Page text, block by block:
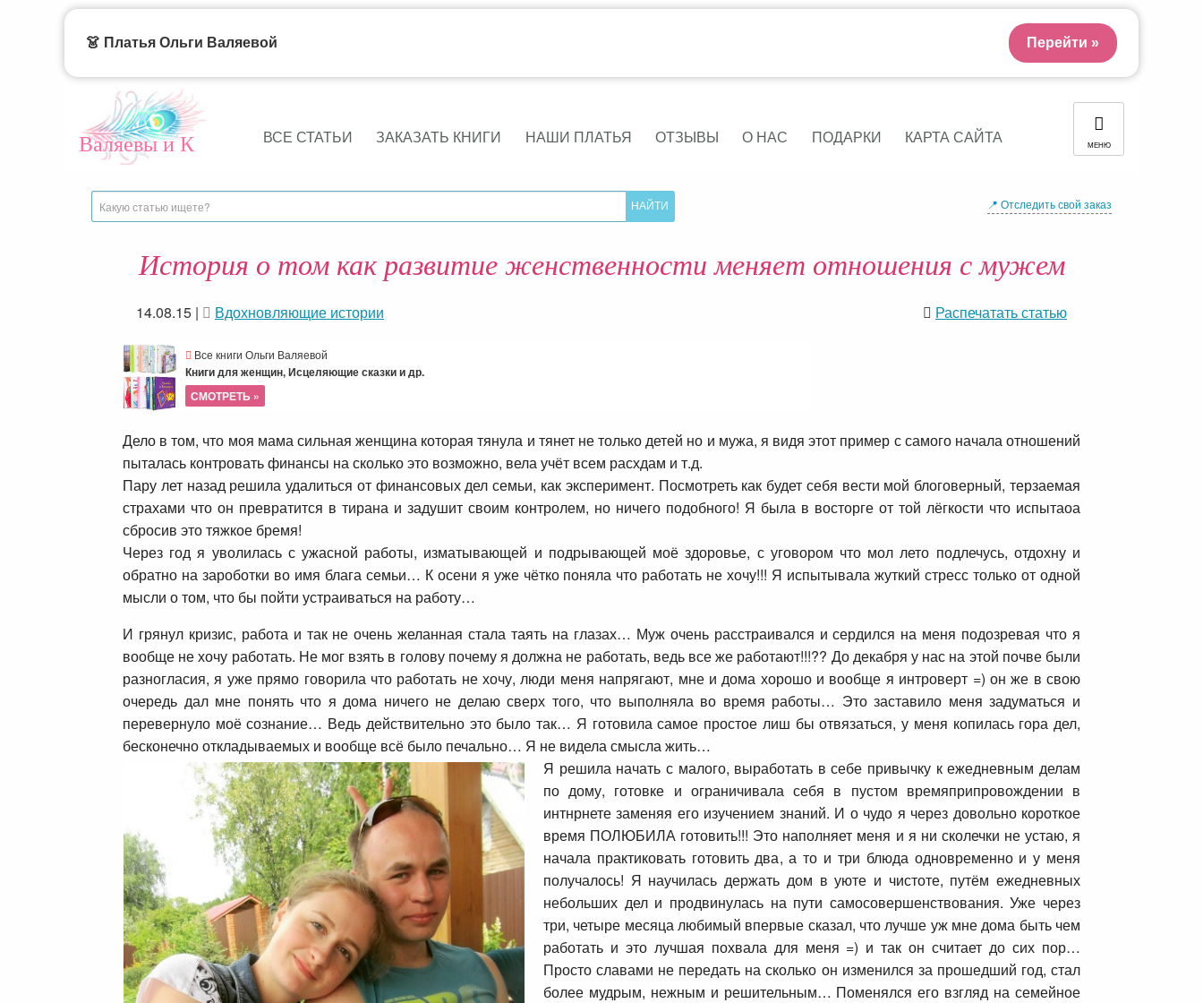
Валяевы и К ВСЕ СТАТЬИ ЗАКАЗАТЬ КНИГИ НАШИ ПЛАТЬЯ ОТЗЫВЫ О НАС ПОДАРКИ КАРТА САЙТА МЕНЮ
📍 Отследить свой заказ
История о том как развитие женственности меняет отношения с мужем
14.08.15 | Вдохновляющие истории Распечатать статью
Все книги Ольги Валяевой
Книги для женщин, Исцеляющие сказки и др.
СМОТРЕТЬ »
Дело в том, что моя мама сильная женщина которая тянула и тянет не только детей но и мужа, я видя этот пример с самого начала отношений
пыталась контровать финансы на сколько это возможно, вела учёт всем расхдам и т.д.
Пару лет назад решила удалиться от финансовых дел семьи, как эксперимент. Посмотреть как будет себя вести мой блоговерный, терзаемая
страхами что он превратится в тирана и задушит своим контролем, но ничего подобного! Я была в восторге от той лёгкости что испытаоа
сбросив это тяжкое бремя!
Через год я уволилась с ужасной работы, изматывающей и подрывающей моё здоровье, с уговором что мол лето подлечусь, отдохну и
обратно на зароботки во имя блага семьи… К осени я уже чётко поняла что работать не хочу!!! Я испытывала жуткий стресс только от одной
мысли о том, что бы пойти устраиваться на работу…
И грянул кризис, работа и так не очень желанная стала таять на глазах… Муж очень расстраивался и сердился на меня подозревая что я
вообще не хочу работать. Не мог взять в голову почему я должна не работать, ведь все же работают!!!?? До декабря у нас на этой почве были
разногласия, я уже прямо говорила что работать не хочу, люди меня напрягают, мне и дома хорошо и вообще я интроверт =) он же в свою
очередь дал мне понять что я дома ничего не делаю сверх того, что выполняла во время работы… Это заставило меня задуматься и
перевернуло моё сознание… Ведь действительно это было так… Я готовила самое простое лиш бы отвязаться, у меня копилась гора дел,
бесконечно откладываемых и вообще всё было печально… Я не видела смысла жить…
Я решила начать с малого, выработать в себе привычку к ежедневным делам
по дому, готовке и ограничивала себя в пустом времяприпровождении в
интнрнете заменяя его изучением знаний. И о чудо я через довольно короткое
время ПОЛЮБИЛА готовить!!! Это наполняет меня и я ни сколечки не устаю, я
начала практиковать готовить два, а то и три блюда одновременно и у меня
получалось! Я научилась держать дом в уюте и чистоте, путём ежедневных
небольших дел и продвинулась на пути самосовершенствования. Уже через
три, четыре месяца любимый впервые сказал, что лучше уж мне дома быть чем
работать и это лучшая похвала для меня =) и так он считает до сих пор…
Просто славами не передать на сколько он изменился за прошедший год, стал
более мудрым, нежным и решительным… Поменялся его взгляд на семейное
👗 Платья Ольги Валяевой Перейти »